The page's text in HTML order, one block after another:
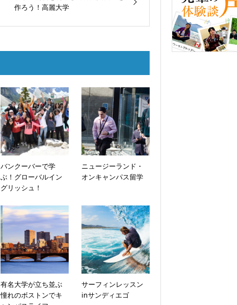
作ろう！高麗大学
バンクーバーで学
ぶ！グローバルイン
グリッシュ！
ニュージーランド・
オンキャンパス留学
有名大学が立ち並ぶ
憧れのボストンでキ
サーフィンレッスン
inサンディエゴ